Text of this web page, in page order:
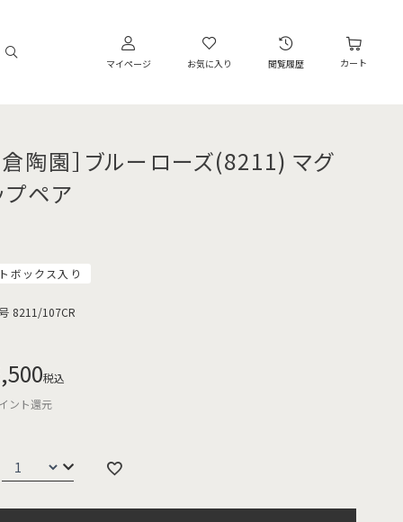
マイページ お気に入り 閲覧履歴 カート
倉陶園］ブルーローズ(8211) マグ
プペア
ボックス入り
8211/107CR
税込
ント還元